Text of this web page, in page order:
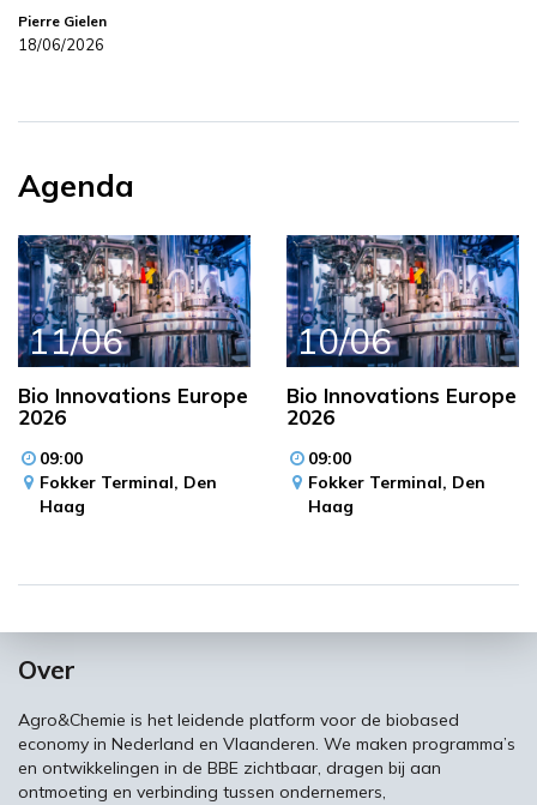
Pierre Gielen
18/06/2026
Agenda
11/06
Bio Innovations Europe
2026
09:00
Fokker Terminal, Den
Haag
10/06
Bio Innovations Europe
2026
09:00
Fokker Terminal, Den
Haag
Over
Agro&Chemie is het leidende platform voor de biobased
economy in Nederland en Vlaanderen. We maken programma’s
en ontwikkelingen in de BBE zichtbaar, dragen bij aan
ontmoeting en verbinding tussen ondernemers,